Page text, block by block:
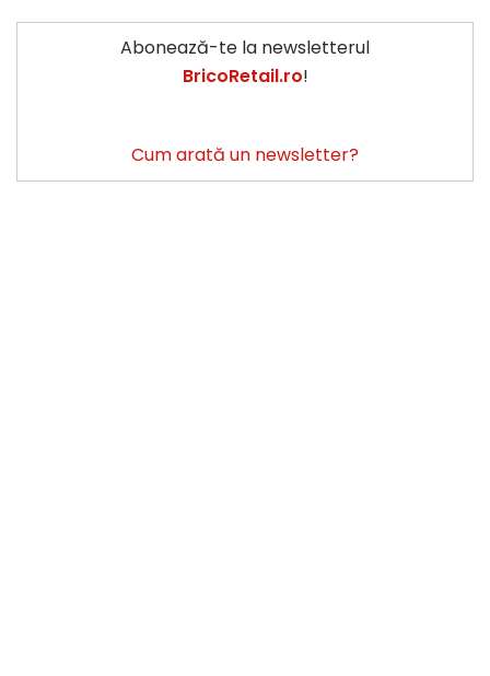
Abonează-te la newsletterul
BricoRetail.ro!
Cum arată un newsletter?